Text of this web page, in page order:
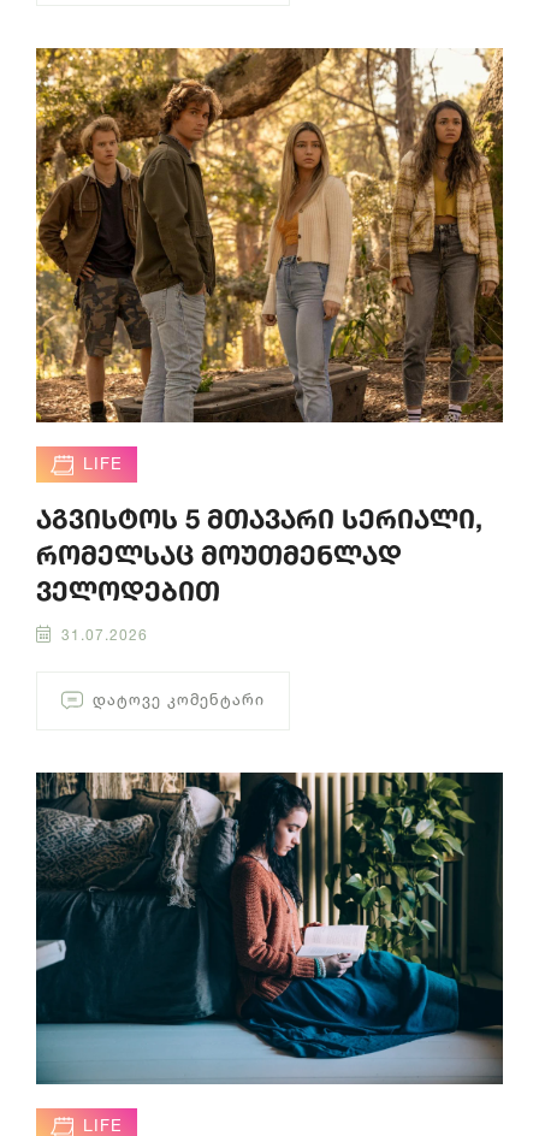
LIFE
აგვისტოს 5 მთავარი სერიალი,
რომელსაც მოუთმენლად
ველოდებით
31.07.2026
ᲓᲐᲢᲝᲕᲔ ᲙᲝᲛᲔᲜᲢᲐᲠᲘ
LIFE